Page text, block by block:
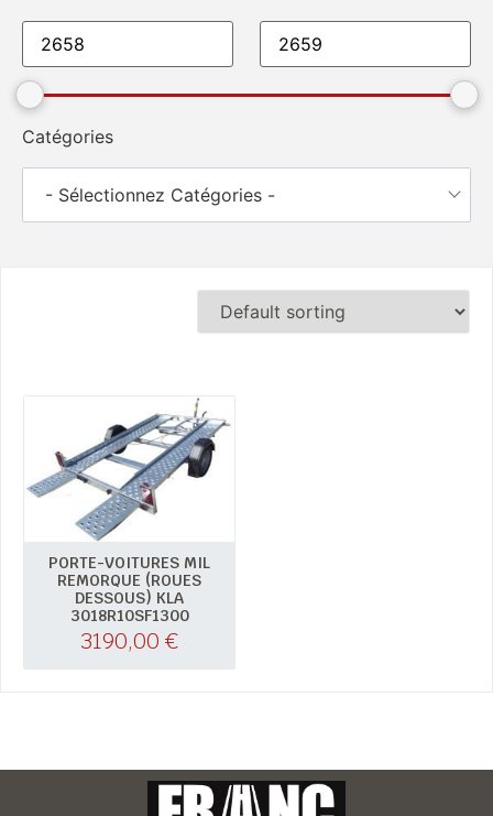
Catégories
- Sélectionnez Catégories -
PORTE-VOITURES MIL
REMORQUE (ROUES
DESSOUS) KLA
3018R10SF1300
3190,00 €